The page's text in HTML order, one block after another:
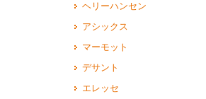
ヘリーハンセン
アシックス
マーモット
デサント
エレッセ